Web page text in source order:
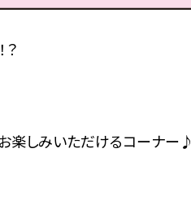
？
お楽しみいただけるコーナー♪